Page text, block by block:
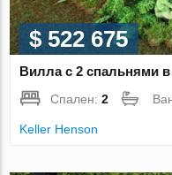
$ 522 675
Вилла с 2 спальнями
Спален:2
Keller Henson